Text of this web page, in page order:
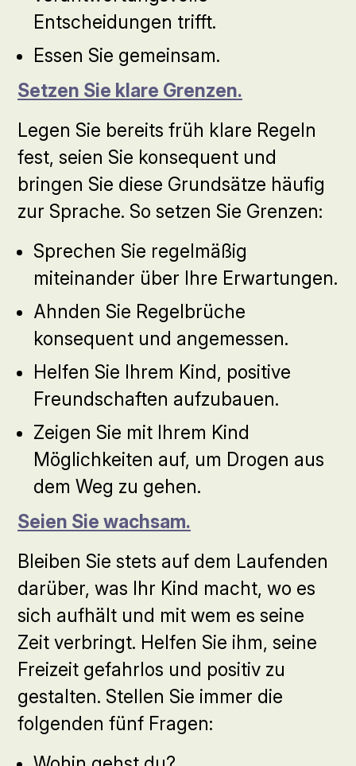
Entscheidungen trifft.
Essen Sie gemeinsam.
Setzen Sie klare Grenzen.
Legen Sie bereits früh klare Regeln
fest, seien Sie konsequent und
bringen Sie diese Grundsätze häufig
zur Sprache. So setzen Sie Grenzen:
Sprechen Sie regelmäßig
miteinander über Ihre Erwartungen.
Ahnden Sie Regelbrüche
konsequent und angemessen.
Helfen Sie Ihrem Kind, positive
Freundschaften aufzubauen.
Zeigen Sie mit Ihrem Kind
Möglichkeiten auf, um Drogen aus
dem Weg zu gehen.
Seien Sie wachsam.
Bleiben Sie stets auf dem Laufenden
darüber, was Ihr Kind macht, wo es
sich aufhält und mit wem es seine
Zeit verbringt. Helfen Sie ihm, seine
Freizeit gefahrlos und positiv zu
gestalten. Stellen Sie immer die
folgenden fünf Fragen: